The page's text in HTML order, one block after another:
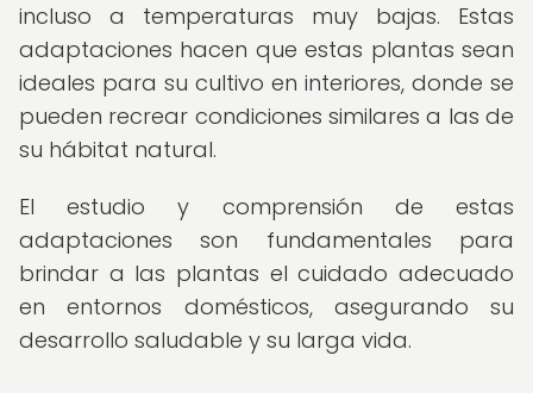
incluso a temperaturas muy bajas. Estas
adaptaciones hacen que estas plantas sean
ideales para su cultivo en interiores, donde se
pueden recrear condiciones similares a las de
su hábitat natural.
El estudio y comprensión de estas
adaptaciones son fundamentales para
brindar a las plantas el cuidado adecuado
en entornos domésticos, asegurando su
desarrollo saludable y su larga vida.